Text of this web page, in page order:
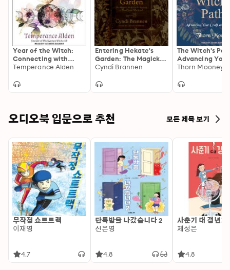
Year of the Witch:
Connecting with
Nature's Seasons
Magick: Connecting
Temperance Alden
Entering Hekate's
Garden: The Magick,
Medicine Mystery of
Witchcraft: The
Cyndi Brannen
The Witch's
Advancing
at Every Level
Thorn Mooney
오디오북 입문으로 추천 모든 제목 보기
무작정 쇼트트랙
이재영
4.7
단톡방을 나갔습니다 2
신은영
4.8
사춘기 대 갱년기
제성은
4.8